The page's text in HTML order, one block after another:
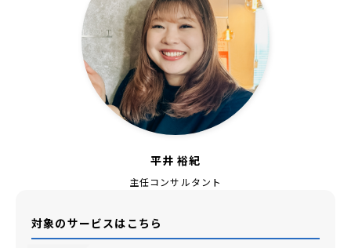
対象のサービスはこちら
平井 裕紀
主任コンサルタント